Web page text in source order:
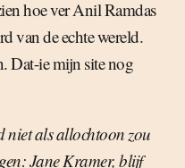
hoe ver Anil Ramdas
van de echte wereld.
Dat-ie mijn site nog
niet als allochtoon zou
Jane Kramer, blijf